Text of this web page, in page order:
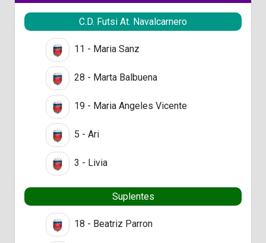
C.D. Futsi At. Navalcarnero
11 - Maria Sanz
28 - Marta Balbuena
19 - Maria Angeles Vicente
5 - Ari
3 - Livia
Suplentes
18 - Beatriz Parron